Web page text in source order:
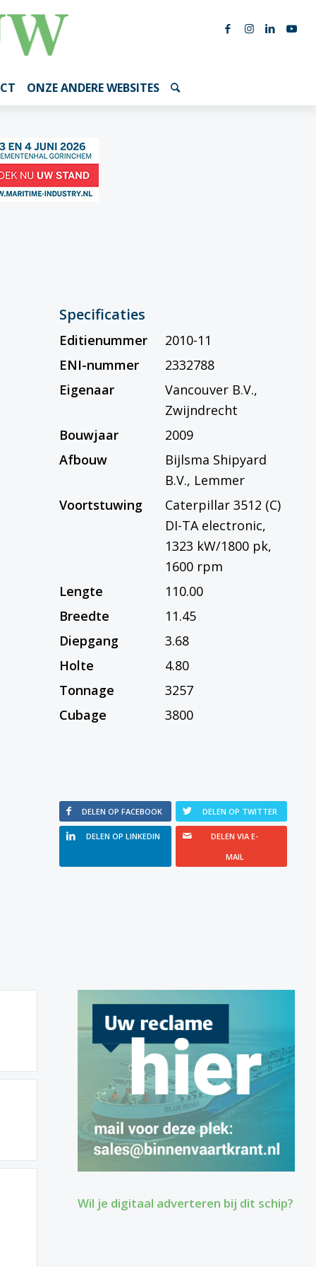
ONZE ANDERE WEBSITES
Specificaties
Editienummer
2010-11
ENI-nummer
2332788
Eigenaar
Vancouver B.V.,
Zwijndrecht
Bouwjaar
2009
Afbouw
Bijlsma Shipyard
B.V., Lemmer
Voortstuwing
Caterpillar 3512 (C)
DI-TA electronic,
1323 kW/1800 pk,
1600 rpm
Lengte
110.00
Breedte
11.45
Diepgang
3.68
Holte
4.80
Tonnage
3257
Cubage
3800
DELEN OP FACEBOOK DELEN OP TWITTER
DELEN OP LINKEDIN
DELEN VIA E-
MAIL
Wil je digitaal adverteren bij dit schip?